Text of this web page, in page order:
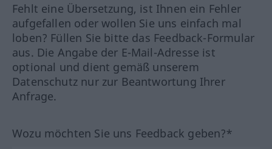
Fehlt eine Übersetzung, ist Ihnen ein Fehler
aufgefallen oder wollen Sie uns einfach mal
loben? Füllen Sie bitte das Feedback-Formular
aus. Die Angabe der E-Mail-Adresse ist
optional und dient gemäß unserem
Datenschutz nur zur Beantwortung Ihrer
Anfrage.
Wozu möchten Sie uns Feedback geben?*